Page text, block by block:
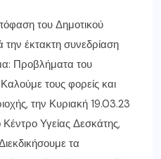
του Δημοτικού
έκτακτη συνεδρίαση
Προβλήματα του
τους φορείς και
την Κυριακή 19.03.23
Υγείας Δεσκάτης,
τα